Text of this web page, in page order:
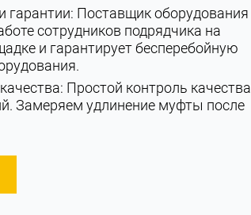
гарантии: Поставщик оборудования
сотрудников подрядчика на
и гарантирует бесперебойную
Простой контроль качества
Замеряем удлинение муфты после